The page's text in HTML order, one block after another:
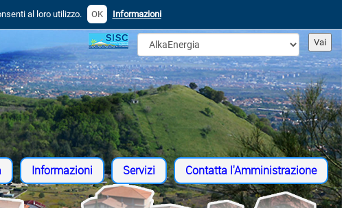
al loro utilizzo. OK Informazioni
Informazioni Servizi Contatta l'Amministrazione